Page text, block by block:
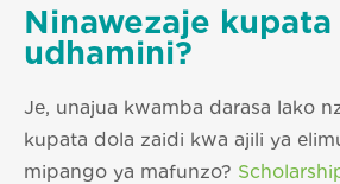
Ninawezaje kupata
udhamini?
Je, unajua kwamba darasa lako
kupata dola zaidi kwa ajili ya
mipango ya mafunzo?